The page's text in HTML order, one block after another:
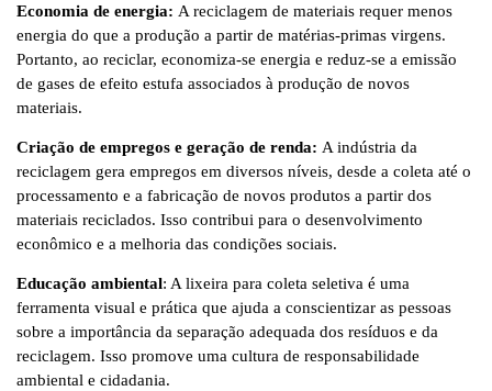
Economia de energia: A reciclagem de materiais requer menos
energia do que a produção a partir de matérias-primas virgens.
Portanto, ao reciclar, economiza-se energia e reduz-se a emissão
de gases de efeito estufa associados à produção de novos
materiais.
Criação de empregos e geração de renda: A indústria da
reciclagem gera empregos em diversos níveis, desde a coleta até o
processamento e a fabricação de novos produtos a partir dos
materiais reciclados. Isso contribui para o desenvolvimento
econômico e a melhoria das condições sociais.
Educação ambiental: A lixeira para coleta seletiva é uma
ferramenta visual e prática que ajuda a conscientizar as pessoas
sobre a importância da separação adequada dos resíduos e da
reciclagem. Isso promove uma cultura de responsabilidade
ambiental e cidadania.